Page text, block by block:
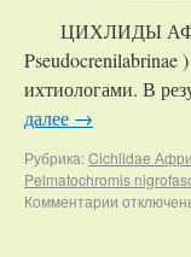
ЦИХЛИДЫ
ихтиологами. В
далее →
Рубрика:Cichlidae
Pelmatochromis
Комментарии